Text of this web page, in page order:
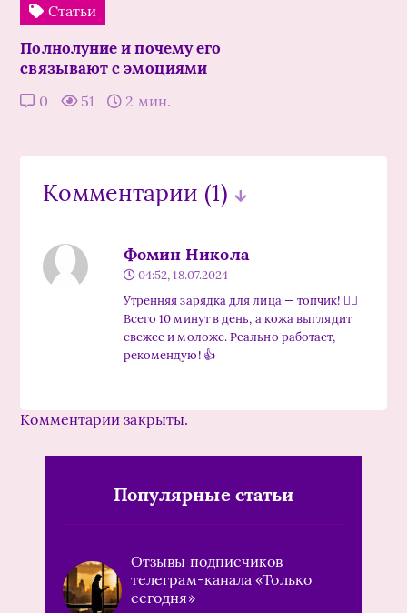
Статьи
Полнолуние и почему его
связывают с эмоциями
0 51 2 мин.
Комментарии (1)
Фомин Никола
04:52, 18.07.2024
Утренняя зарядка для лица — топчик! 🧘‍♀️
Всего 10 минут в день, а кожа выглядит
свежее и моложе. Реально работает,
рекомендую! 👍
Комментарии закрыты.
Популярные статьи
Отзывы подписчиков
телеграм-канала «Только
сегодня»